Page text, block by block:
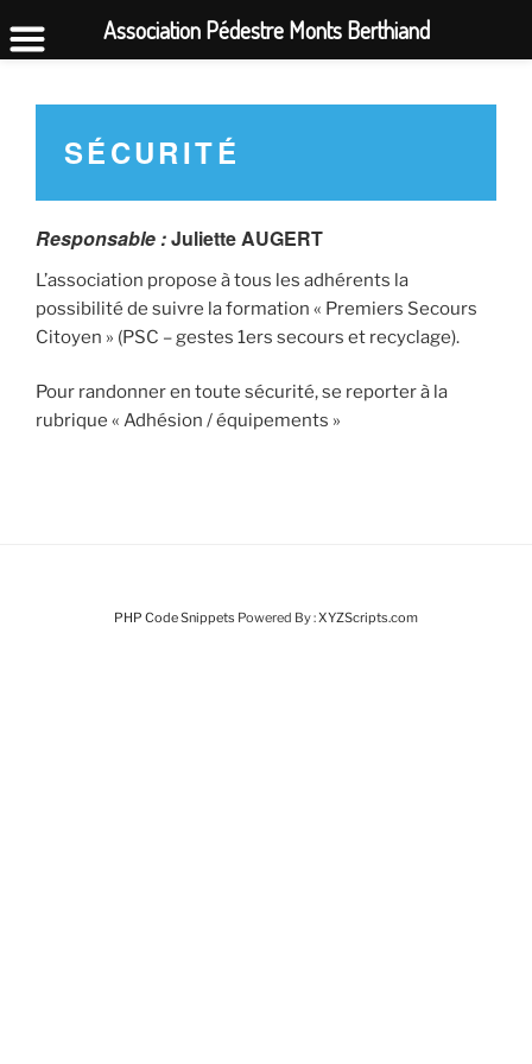
principalSÉCURITÉ
Responsable :Juliette AUGERT
L’association propose à tous les adhérents la
possibilité de suivre la formation « Premiers Secours
Citoyen » (PSC – gestes 1ers secours et recyclage).
Pour randonner en toute sécurité, se reporter à la
rubrique « Adhésion / équipements »
PHP Code Snippets Powered By :XYZScripts.com
Association Pédestre Monts Berthiand